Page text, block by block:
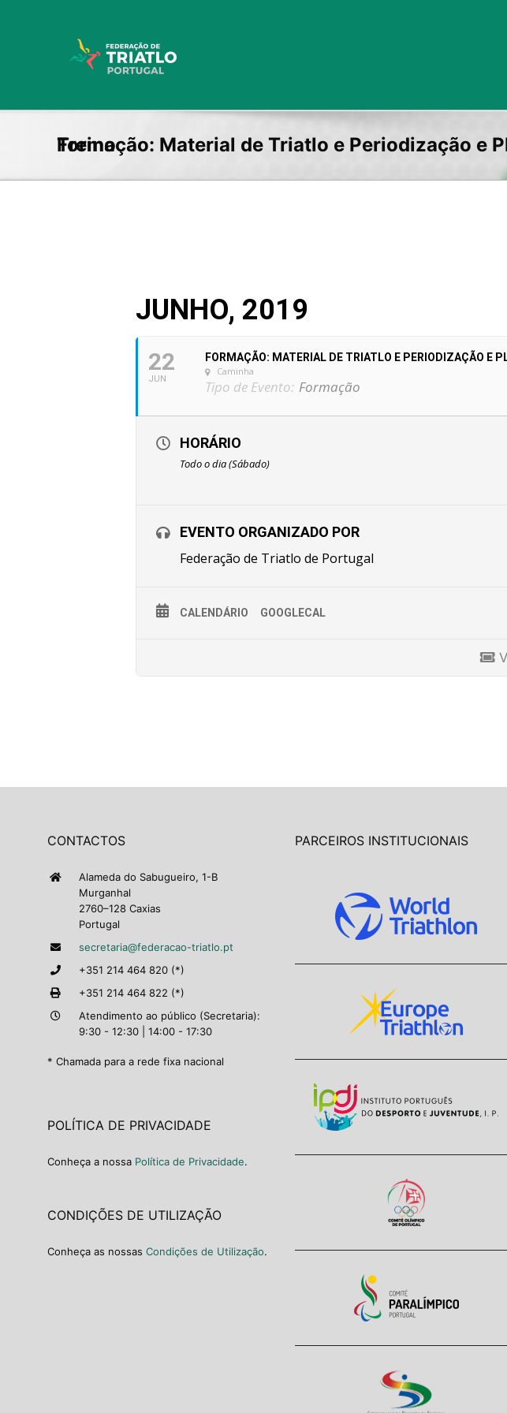
Formação: Material de Triatlo e Periodização e Planeamento do Treino
JUNHO, 2019
22
JUN
FORMAÇÃO: MATERIAL DE TRIATLO E PERIODIZAÇÃO E
Caminha
Tipo de Evento: Formação
HORÁRIO
Todo o dia (Sábado)
EVENTO ORGANIZADO POR
Federação de Triatlo de Portugal
CALENDÁRIO GOOGLECAL
CONTACTOS
Alameda do Sabugueiro, 1-B
Murganhal
2760–128 Caxias
Portugal
secretaria@federacao-triatlo.pt
+351 214 464 820 (*)
+351 214 464 822 (*)
Atendimento ao público (Secretaria):
9:30 - 12:30 | 14:00 - 17:30
* Chamada para a rede fixa nacional
POLÍTICA DE PRIVACIDADE
Conheça a nossa Política de Privacidade.
CONDIÇÕES DE UTILIZAÇÃO
Conheça as nossas Condições de Utilização.
PARCEIROS INSTITUCIONAIS